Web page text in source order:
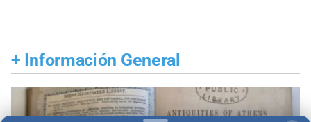
+ Información General